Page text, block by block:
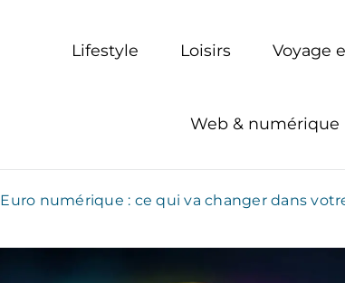
Lifestyle Loisirs Voyage
Web & numérique
Euro numérique : ce qui va changer dans